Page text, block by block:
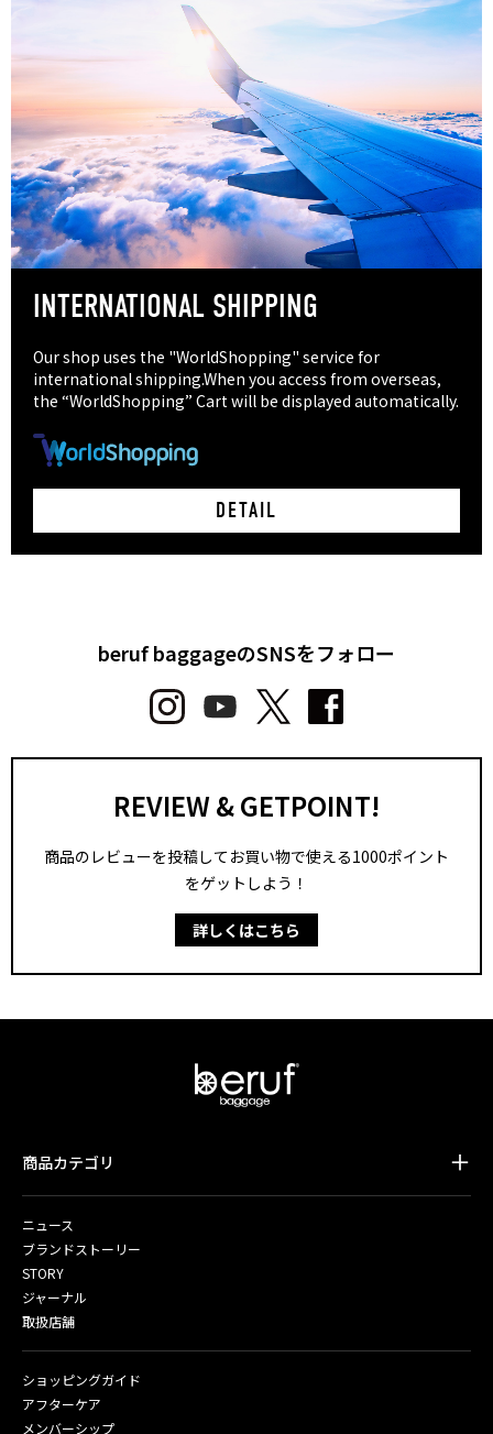
INTERNATIONAL SHIPPING
Our shop uses the "WorldShopping" service for
international shipping.When you access from overseas,
the “WorldShopping” Cart will be displayed automatically.
DETAIL
beruf baggageのSNSをフォロー
REVIEW & GETPOINT!
商品のレビューを投稿してお買い物で使える1000ポイント
をゲットしよう！
詳しくはこちら
商品カテゴリ
ニュース
ブランドストーリー
STORY
ジャーナル
取扱店舗
ショッピングガイド
アフターケア
メンバーシップ